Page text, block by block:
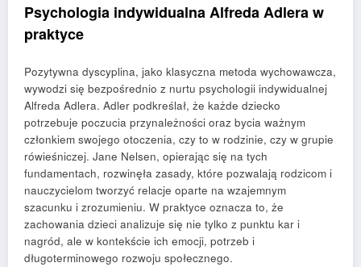
Psychologia indywidualna Alfreda Adlera w
praktyce
Pozytywna dyscyplina, jako klasyczna metoda wychowawcza,
wywodzi się bezpośrednio z nurtu psychologii indywidualnej
Alfreda Adlera. Adler podkreślał, że każde dziecko
potrzebuje poczucia przynależności oraz bycia ważnym
członkiem swojego otoczenia, czy to w rodzinie, czy w grupie
rówieśniczej. Jane Nelsen, opierając się na tych
fundamentach, rozwinęła zasady, które pozwalają rodzicom i
nauczycielom tworzyć relacje oparte na wzajemnym
szacunku i zrozumieniu. W praktyce oznacza to, że
zachowania dzieci analizuje się nie tylko z punktu kar i
nagród, ale w kontekście ich emocji, potrzeb i
długoterminowego rozwoju społecznego.